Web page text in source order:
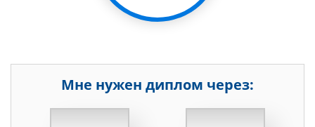
Мне нужен диплом через:
НЕДЕЛЬ